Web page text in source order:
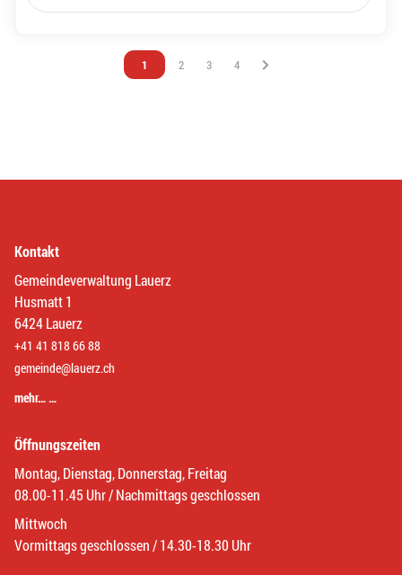
Vous êtes sur la page
1 Vous êtes sur la page
2 Vous êtes sur la page
3 Vous êtes sur la page
4
Kontakt
Gemeindeverwaltung Lauerz
Husmatt 1
6424 Lauerz
+41 41 818 66 88
gemeinde@lauerz.ch
mehr… …
Öffnungszeiten
Montag, Dienstag, Donnerstag, Freitag
08.00-11.45 Uhr / Nachmittags geschlossen
Mittwoch
Vormittags geschlossen / 14.30-18.30 Uhr